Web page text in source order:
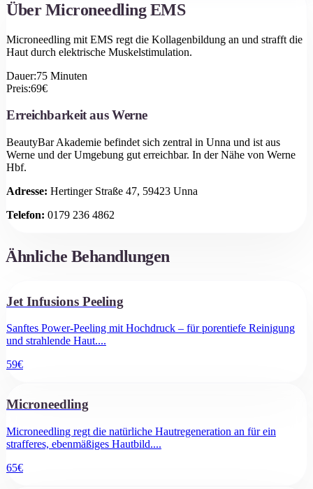
ÜberMicroneedling EMS
Microneedling mit EMS regt die Kollagenbildung an und strafft die
Haut durch elektrische Muskelstimulation.
Dauer:75 Minuten
Preis:69€
Erreichbarkeit ausWerne
BeautyBar Akademie befindet sich zentral in Unna und ist aus
Werne und der Umgebung gut erreichbar. In der Nähe von Werne
Hbf.
Adresse: Hertinger Straße 47, 59423 Unna
Telefon: 0179 236 4862
Ähnliche Behandlungen
Jet Infusions Peeling
Sanftes Power-Peeling mit Hochdruck – für porentiefe Reinigung
und strahlende Haut....
59€
Microneedling
Microneedling regt die natürliche Hautregeneration an für ein
strafferes, ebenmäßiges Hautbild....
65€